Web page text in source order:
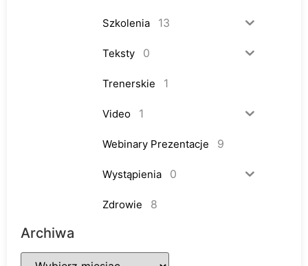
Szkolenia 13
Teksty 0
Trenerskie 1
Video 1
Webinary Prezentacje 9
Wystąpienia 0
Zdrowie 8
Archiwa